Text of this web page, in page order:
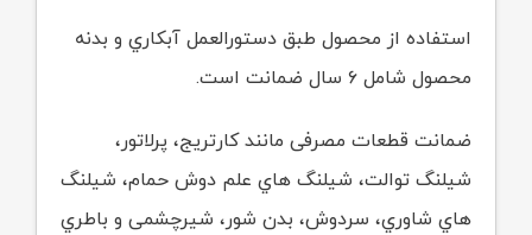
استفاده از محصول طبق دستورالعمل آبکاري و بدنه
محصول شامل ۶ سال ضمانت است.
ضمانت قطعات مصرفی مانند کارتریج، پرلاتور،
شیلنگ توالت، شیلنگ هاي علم دوش حمام، شیلنگ
هاي شاوري، سردوش، بدن شور، شیرچشمی و باطري